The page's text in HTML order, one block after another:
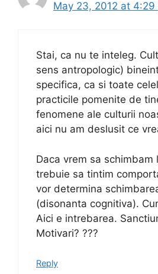
May 23, 2012 at 4:29
Stai, ca nu te inteleg.
sens antropologic)
specifica, ca si toate
practicile pomenite de
fenomene ale culturii
aici nu am deslusit ce
Daca vrem sa schimbam
trebuie sa tintim
vor determina
(disonanta cognitiva).
Aici e intrebarea.
Motivari? ???
Reply